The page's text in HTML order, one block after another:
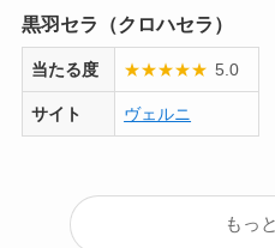
黒羽セラ（クロハセラ）
当たる度 ★★★★★ 5.0
サイト ヴェルニ
もっ